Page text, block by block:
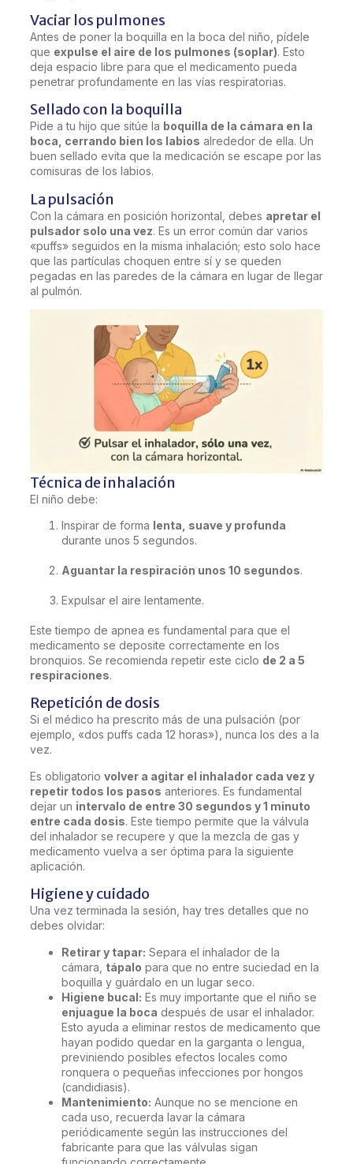
Vaciar los pulmones
Antes de poner la boquilla en la boca del niño, pídele
que expulse el aire de los pulmones (soplar). Esto
deja espacio libre para que el medicamento pueda
penetrar profundamente en las vías respiratorias.
Sellado con la boquilla
Pide a tu hijo que sitúe la boquilla de la cámara en la
boca, cerrando bien los labios alrededor de ella. Un
buen sellado evita que la medicación se escape por las
comisuras de los labios.
La pulsación
Con la cámara en posición horizontal, debes apretar el
pulsador solo una vez. Es un error común dar varios
«puffs» seguidos en la misma inhalación; esto solo hace
que las partículas choquen entre sí y se queden
pegadas en las paredes de la cámara en lugar de llegar
al pulmón.
Técnica de inhalación
El niño debe:
Inspirar de forma lenta, suave y profunda
durante unos 5 segundos.
Aguantar la respiración unos 10 segundos.
Expulsar el aire lentamente.
Este tiempo de apnea es fundamental para que el
medicamento se deposite correctamente en los
bronquios. Se recomienda repetir este ciclo de 2 a 5
respiraciones.
Repetición de dosis
Si el médico ha prescrito más de una pulsación (por
ejemplo, «dos puffs cada 12 horas»), nunca los des a la
vez.
Es obligatorio volver a agitar el inhalador cada vez y
repetir todos los pasos anteriores. Es fundamental
dejar un intervalo de entre 30 segundos y 1 minuto
entre cada dosis. Este tiempo permite que la válvula
del inhalador se recupere y que la mezcla de gas y
medicamento vuelva a ser óptima para la siguiente
aplicación.
Higiene y cuidado
Una vez terminada la sesión, hay tres detalles que no
debes olvidar:
Retirar y tapar: Separa el inhalador de la
cámara, tápalo para que no entre suciedad en la
boquilla y guárdalo en un lugar seco.
Higiene bucal: Es muy importante que el niño se
enjuague la boca después de usar el inhalador.
Esto ayuda a eliminar restos de medicamento que
hayan podido quedar en la garganta o lengua,
previniendo posibles efectos locales como
ronquera o pequeñas infecciones por hongos
(candidiasis).
Mantenimiento: Aunque no se mencione en
cada uso, recuerda lavar la cámara
periódicamente según las instrucciones del
fabricante para que las válvulas sigan